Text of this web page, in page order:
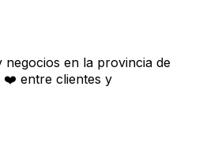
negocios en la provincia de
❤️ entre clientes y